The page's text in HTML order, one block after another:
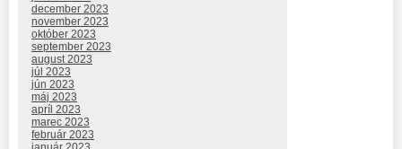
december 2023
november 2023
október 2023
september 2023
august 2023
júl 2023
jún 2023
máj 2023
apríl 2023
marec 2023
február 2023